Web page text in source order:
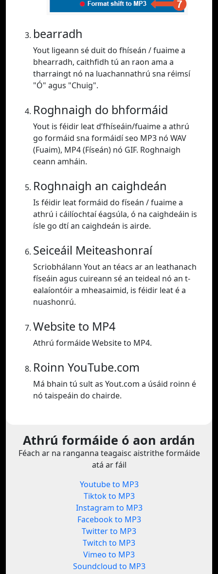
bearradh
Yout ligeann sé duit do fhíseán / fuaime a
bhearradh, caithfidh tú an raon ama a
tharraingt nó na luachannathrú sna réimsí
"Ó" agus "Chuig".
Roghnaigh do bhformáid
Yout is féidir leat d’fhíseáin/fuaime a athrú
go formáid sna formáidí seo MP3 nó WAV
(Fuaim), MP4 (Físeán) nó GIF. Roghnaigh
ceann amháin.
Roghnaigh an caighdeán
Is féidir leat formáid do físeán / fuaime a
athrú i cáilíochtaí éagsúla, ó na caighdeáin is
ísle go dtí an caighdeán is airde.
Seiceáil Meiteashonraí
Scriobhálann Yout an téacs ar an leathanach
físeáin agus cuireann sé an teideal nó an t-
ealaíontóir a mheasaimid, is féidir leat é a
nuashonrú.
Website to MP4
Athrú formáide Website to MP4.
Roinn YouTube.com
Má bhain tú sult as Yout.com a úsáid roinn é
nó taispeáin do chairde.
Athrú formáide ó aon ardán
Féach ar na ranganna teagaisc aistrithe formáide
atá ar fáil
Youtube to MP3
Tiktok to MP3
Instagram to MP3
Facebook to MP3
Twitter to MP3
Twitch to MP3
Vimeo to MP3
Soundcloud to MP3